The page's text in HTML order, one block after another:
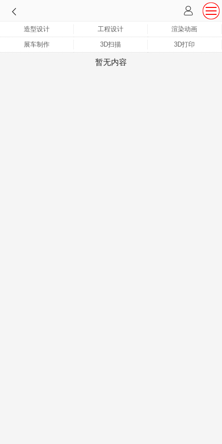
造型设计 工程设计 渲染动画
展车制作 3D扫描 3D打印
暂无内容